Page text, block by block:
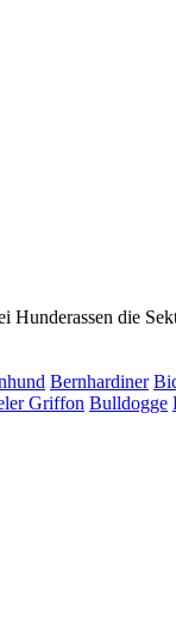
die
Bernhardiner
Griffon Bulldogge